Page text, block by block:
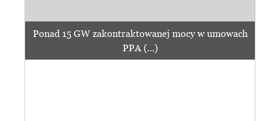
Ponad 15 GW zakontraktowanej mocy w umowach
PPA (...)